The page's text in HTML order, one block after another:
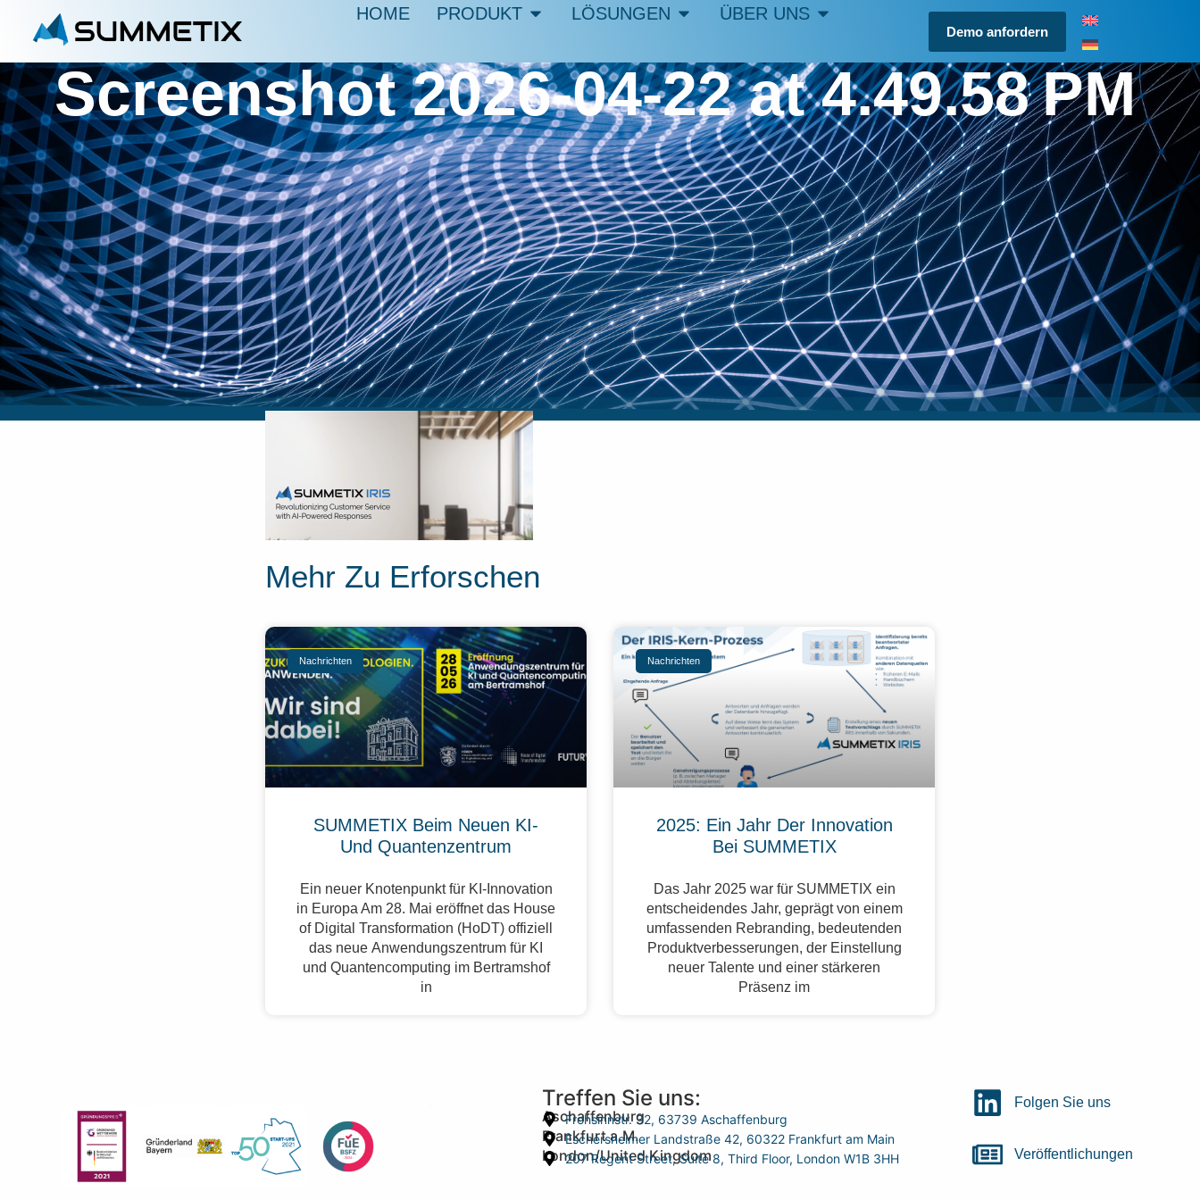
HOME PRODUKT LÖSUNGEN ÜBER UNS
Demo anfordern
Screenshot 2026-04-22 at 4.49.58 PM
Mehr Zu Erforschen
Nachrichten
SUMMETIX Beim Neuen KI-
Und Quantenzentrum
Ein neuer Knotenpunkt für KI-Innovation
in Europa Am 28. Mai eröffnet das House
of Digital Transformation (HoDT) offiziell
das neue Anwendungszentrum für KI
und Quantencomputing im Bertramshof
in
Nachrichten
2025: Ein Jahr Der Innovation
Bei SUMMETIX
Das Jahr 2025 war für SUMMETIX ein
entscheidendes Jahr, geprägt von einem
umfassenden Rebranding, bedeutenden
Produktverbesserungen, der Einstellung
neuer Talente und einer stärkeren
Präsenz im
Treffen Sie uns:
Aschaffenburg
Frohsinnstr. 32, 63739 Aschaffenburg
Frankfurt a.M.
Eschersheimer Landstraße 42, 60322 Frankfurt am Main
London/United Kingdom
207 Regent Street, Suite 8, Third Floor, London W1B 3HH
Folgen Sie uns
Veröffentlichungen